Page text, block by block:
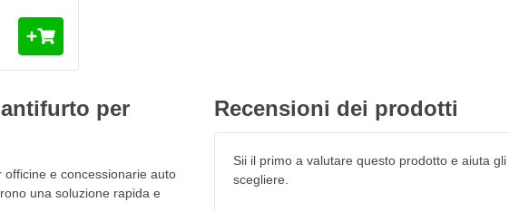
trasparente
il tappo speciale E420 in una
per
e concessionarie auto
una soluzione rapida e
Recensioni dei prodotti
Sii il primo a valutare questo prodotto e aiuta
scegliere.